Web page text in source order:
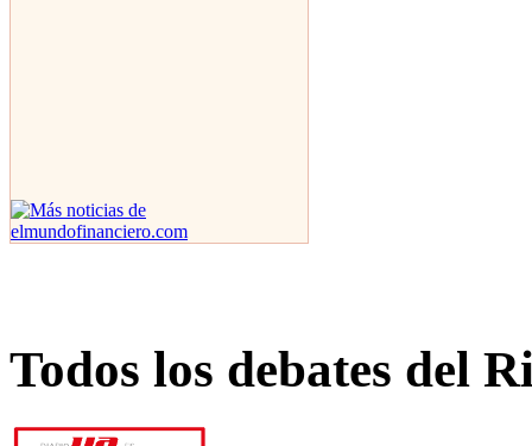
Todos los debates del